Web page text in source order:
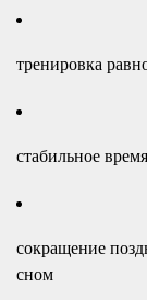
тренировка
стабильное
сокращение
сном